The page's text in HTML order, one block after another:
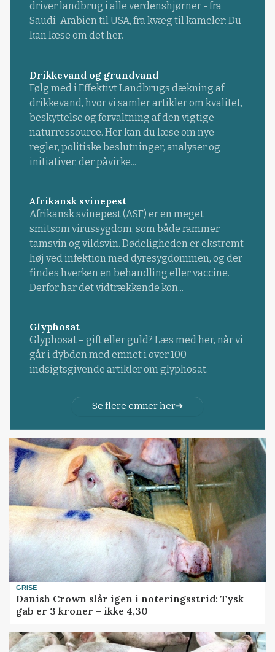
driver landbrug i alle verdenshjørner - fra
Saudi-Arabien til USA, fra kvæg til kameler: Du
kan læse om det her.
Drikkevand og grundvand
Følg med i Effektivt Landbrugs dækning af
drikkevand, hvor vi samler artikler om kvalitet,
beskyttelse og forvaltning af den vigtige
naturressource. Her kan du læse om nye
regler, politiske beslutninger, analyser og
initiativer, der påvirke...
Afrikansk svinepest
Afrikansk svinepest (ASF) er en meget
smitsom virussygdom, som både rammer
tamsvin og vildsvin. Dødeligheden er ekstremt
høj ved infektion med dyresygdommen, og der
findes hverken en behandling eller vaccine.
Derfor har det vidtrækkende kon...
Glyphosat
Glyphosat – gift eller guld? Læs med her, når vi
går i dybden med emnet i over 100
indsigtsgivende artikler om glyphosat.
Se flere emner her
GRISE
Danish Crown slår igen i noteringsstrid: Tysk
gab er 3 kroner – ikke 4,30